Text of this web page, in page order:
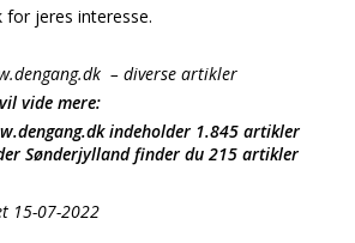
for jeres interesse.
– diverse artikler
vide mere:
indeholder 1.845 artikler
Sønderjylland finder du 215 artikler
15-07-2022